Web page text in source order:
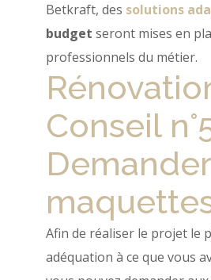
Betkraft, des solutions
budget seront mises en
professionnels du métier.
Conseil
Afin de réaliser le projet le
adéquation à ce que vous